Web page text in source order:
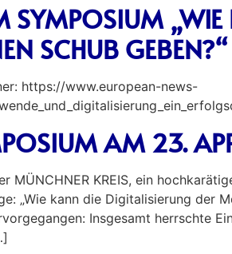
SYMPOSIUM
SCHUB
https://www.european-news-
AM 23.
KREIS, ein
„Wie kann die Digitalisierung der
Insgesamt herrschte